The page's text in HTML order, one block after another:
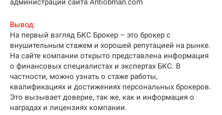
администрации сайта Antiobman.com
Вывод:
На первый взгляд БКС Брокер – это брокер с
внушительным стажем и хорошей репутацией на рынке.
На сайте компании открыто представлена информация
о финансовых специалистах и экспертах БКС. В
частности, можно узнать о стаже работы,
квалификациях и достижениях персональных брокеров.
Это вызывает доверие, так же, как и информация о
наградах и лицензиях компании.